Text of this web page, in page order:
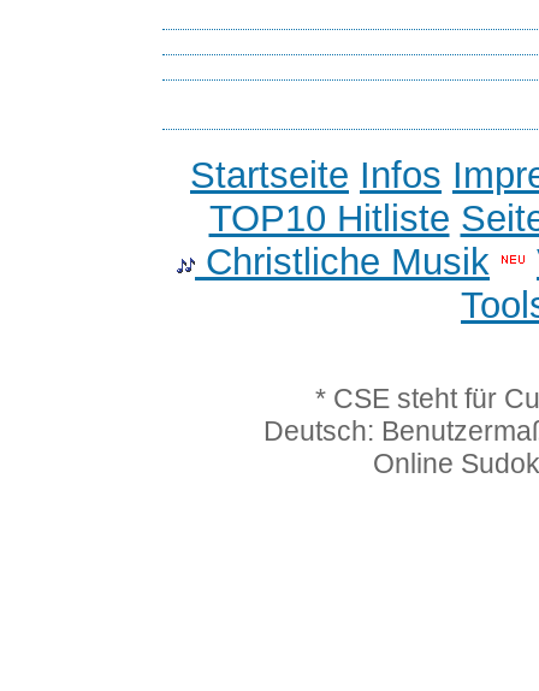
Startseite Infos
TOP10 Hitliste
Christliche Musik
* CSE steht für
Deutsch:
Online